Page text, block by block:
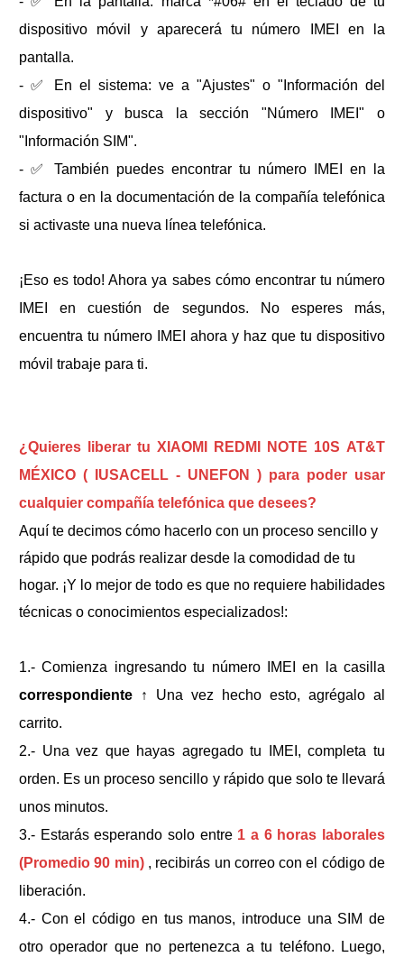
dispositivo móvil y aparecerá tu número IMEI en la
pantalla.
- ✅ En el sistema: ve a "Ajustes" o "Información del
dispositivo" y busca la sección "Número IMEI" o
"Información SIM".
- ✅ También puedes encontrar tu número IMEI en la
factura o en la documentación de la compañía telefónica
si activaste una nueva línea telefónica.
¡Eso es todo! Ahora ya sabes cómo encontrar tu número
IMEI en cuestión de segundos. No esperes más,
encuentra tu número IMEI ahora y haz que tu dispositivo
móvil trabaje para ti.
¿Quieres liberar tu XIAOMI REDMI NOTE 10S AT&T
MÉXICO ( IUSACELL - UNEFON ) para poder usar
cualquier compañía telefónica que desees?
Aquí te decimos cómo hacerlo con un proceso sencillo y
rápido que podrás realizar desde la comodidad de tu
hogar. ¡Y lo mejor de todo es que no requiere habilidades
técnicas o conocimientos especializados!:
1.- Comienza ingresando tu número IMEI en la casilla
correspondiente ↑ Una vez hecho esto, agrégalo al
carrito.
2.- Una vez que hayas agregado tu IMEI, completa tu
orden. Es un proceso sencillo y rápido que solo te llevará
unos minutos.
3.- Estarás esperando solo entre 1 a 6 horas laborales
(Promedio 90 min) , recibirás un correo con el código de
liberación.
4.- Con el código en tus manos, introduce una SIM de
otro operador que no pertenezca a tu teléfono. Luego,